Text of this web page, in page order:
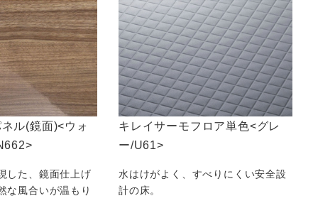
ル(鏡面)<ウォ
した、鏡面仕上げ
な風合いが温もり
キレイサーモフロア単色<グレ
ー/U61>
水はけがよく、すべりにくい安全設
計の床。